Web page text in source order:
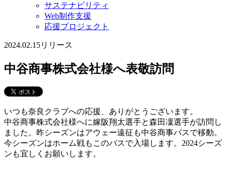
サステナビリティ
Web制作支援
応援プロジェクト
2024.02.15リリース
中谷商事株式会社様へ表敬訪問
いつも奈良クラブへの応援、ありがとうございます。
中谷商事株式会社様へに嫁阪翔太選手と森田凜選手が訪問し
ました。昨シーズンはアウェー遠征も中谷商事バスで移動。
今シーズンはホーム戦もこのバスで入場します。2024シーズ
ンも宜しくお願いします。